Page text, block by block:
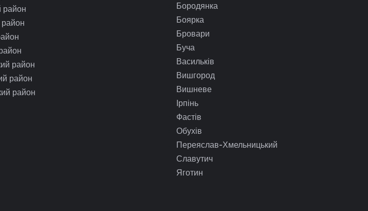
район
район
район
район
Бородянка
Боярка
Бровари
Буча
Васильків
Вишгород
Вишневе
Ірпінь
Фастів
Обухів
Переяслав-Хмельницький
Славутич
Яготин